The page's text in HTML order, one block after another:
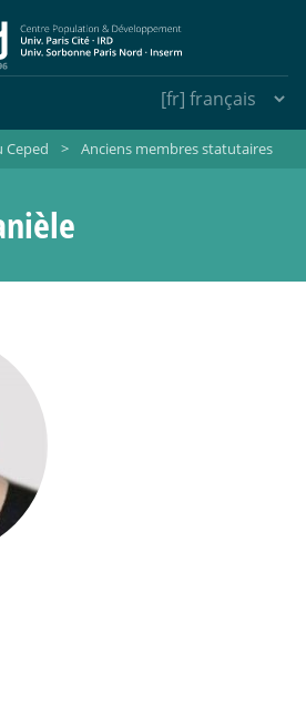
Ceped > Anciens membres statutaires